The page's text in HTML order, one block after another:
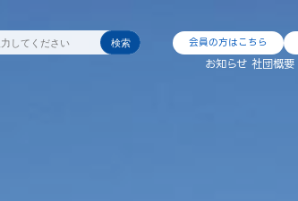
検索 会員の方はこちら
お知らせ 社団概要